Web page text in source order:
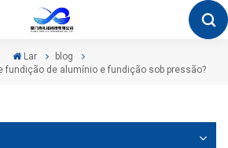
Lar
blog
fundição de alumínio e fundição sob pressão?